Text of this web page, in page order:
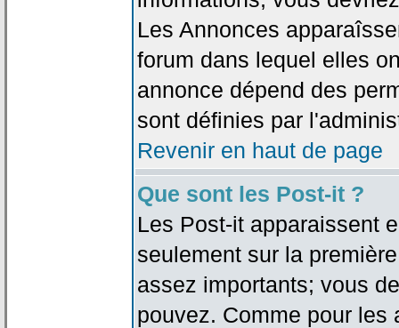
Les Annonces
forum dans lequel elles
annonce dépend des
sont définies par
Revenir en haut de page
Que sont les Post-it ?
Les Post-it apparaissent
seulement sur la
assez importants; vous
pouvez. Comme pour les